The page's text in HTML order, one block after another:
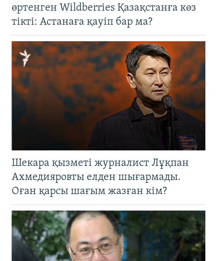
өртенген Wildberries Қазақстанға көз
тікті: Астанаға қауіп бар ма?
Шекара қызметі журналист Лұқпан
Ахмедияровты елден шығармады.
Оған қарсы шағым жазған кім?